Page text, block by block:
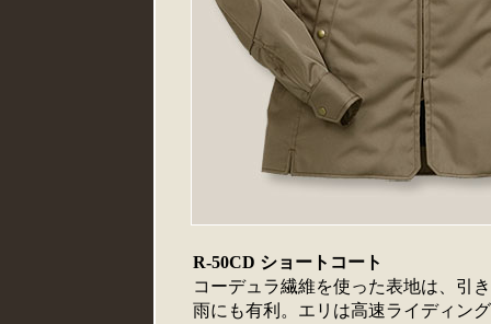
R-50CD ショートコート
コーデュラ繊維を使った表地は、引
雨にも有利。エリは高速ライディン